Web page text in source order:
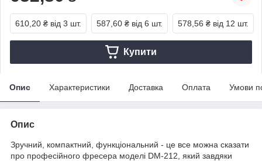
610,20 ₴ від 3 шт. 587,60 ₴ від 6 шт. 578,56 ₴ від 12 шт.
Купити
Опис Характеристики Доставка Оплата Умови
Опис
Зручний, компактний, функціональний - це все можна сказати
про професійного фресера моделі DM-212, який завдяки